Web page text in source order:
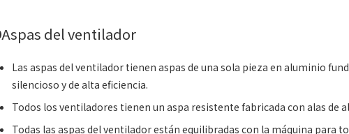
Aspas del ventilador
Las aspas del ventilador tienen aspas de una sola pieza en aluminio
silencioso y de alta eficiencia.
Todos los ventiladores tienen un aspa resistente fabricada con alas de
Todas las aspas del ventilador están equilibradas con la máquina para